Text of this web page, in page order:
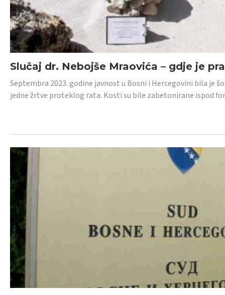
Slučaj dr. Nebojše Mraovića – gdje je
Septembra 2023. godine javnost u Bosni i Hercegovini bila je
jedne žrtve proteklog rata. Kosti su bile zabetonirane ispod